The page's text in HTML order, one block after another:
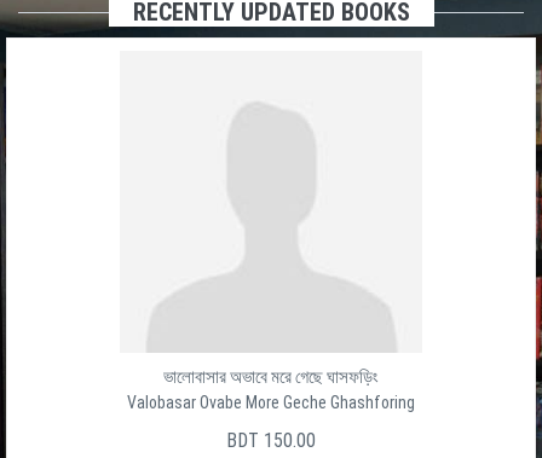
RECENTLY UPDATED BOOKS
ভালোবাসার অভাবে মরে গেছে ঘাসফড়িং
Valobasar Ovabe More Geche Ghashforing
BDT 150.00